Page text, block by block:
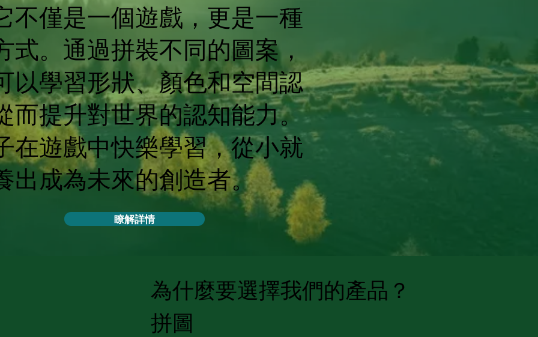
不僅是一個遊戲，更是一種
式。通過拼裝不同的圖案，
以學習形狀、顏色和空間認
而提升對世界的認知能力。
在遊戲中快樂學習，從小就
出成為未來的創造者。
瞭解詳情
為什麼要選擇我們的產品？
拼圖